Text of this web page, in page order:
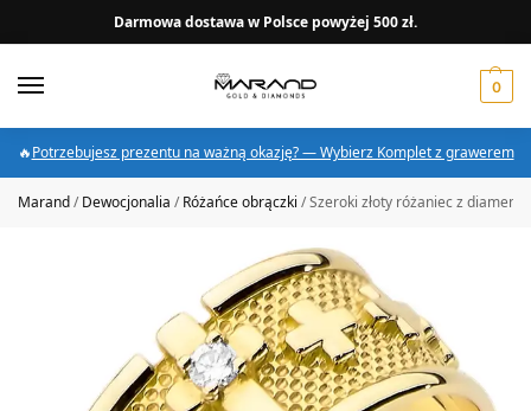
Darmowa dostawa w Polsce powyżej 500 zł.
0
🔥Potrzebujesz prezentu na ważną okazję? — Wybierz Komplet z grawerem
Marand/Dewocjonalia /Różańce obrączki /Szeroki złoty różaniec z